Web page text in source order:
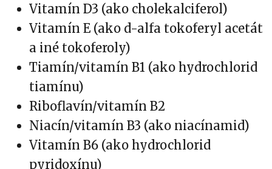
Vitamín D3 (ako cholekalciferol)
Vitamín E (ako d-alfa tokoferyl acetát
a iné tokoferoly)
Tiamín/vitamín B1 (ako hydrochlorid
tiamínu)
Riboflavín/vitamín B2
Niacín/vitamín B3 (ako niacínamid)
Vitamín B6 (ako hydrochlorid
pyridoxínu)